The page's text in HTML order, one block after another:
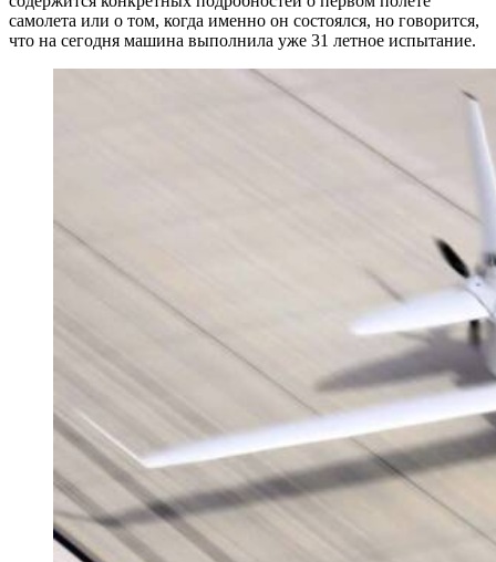
самолета или о том, когда именно он состоялся, но говорится,
что на сегодня машина выполнила уже 31 летное испытание.